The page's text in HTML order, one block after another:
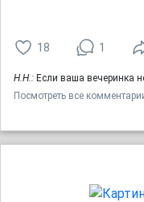
18 1
Н.Н.: Если ваша вечеринка
Посмотреть все